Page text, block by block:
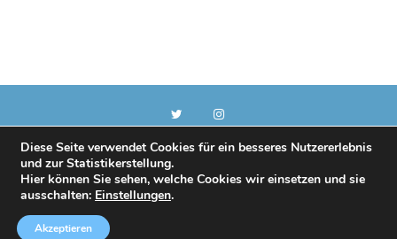
Copyright © 2018
Diese Seite verwendet Cookies für ein besseres Nutzererlebnis
und zur Statistikerstellung.
Hier können Sie sehen, welche Cookies wir einsetzen und sie
ausschalten: Einstellungen.
Akzeptieren